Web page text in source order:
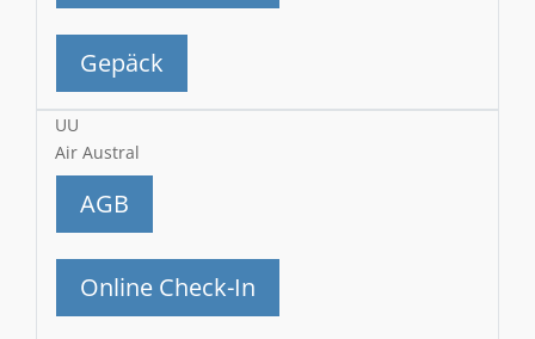
Gepäck
UU
Air Austral
AGB
Online Check-In